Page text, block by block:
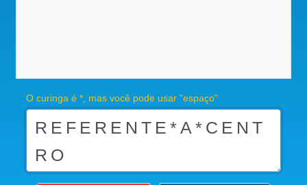
O curinga é *, mas você pode usar "espaço"